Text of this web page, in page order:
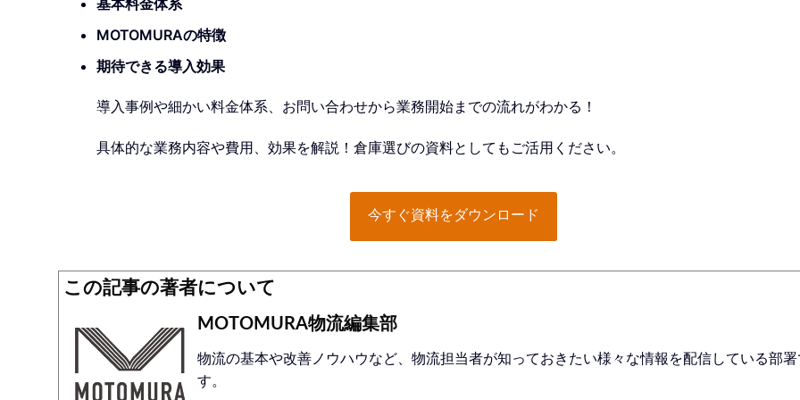
基本料金体系
MOTOMURAの特徴
期待できる導入効果
導入事例や細かい料金体系、お問い合わせから業務開始までの流れがわかる！
具体的な業務内容や費用、効果を解説！倉庫選びの資料としてもご活用ください。
今すぐ資料をダウンロード
この記事の著者について
MOTOMURA物流編集部
物流の基本や改善ノウハウなど、物流担当者が知っておきたい様々な情報を配信している部
す。